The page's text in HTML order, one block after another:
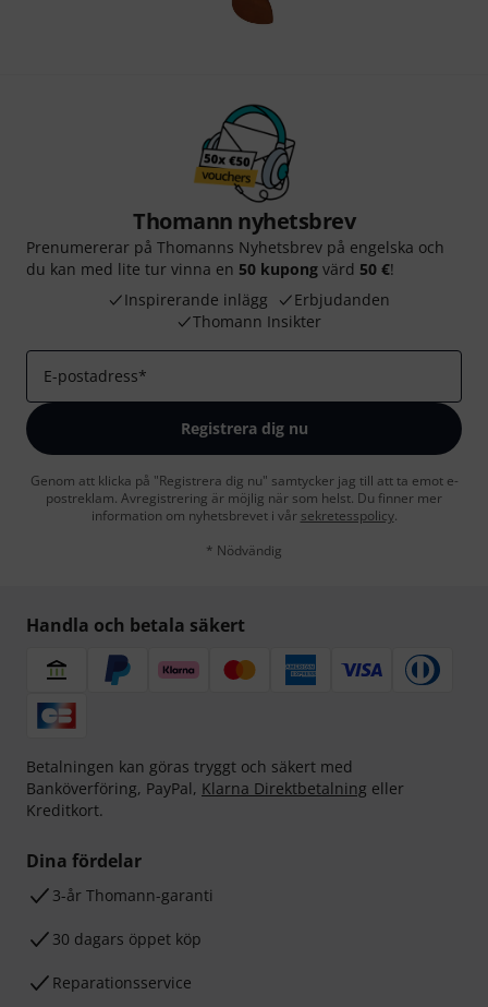
Thomann nyhetsbrev
Prenumererar på Thomanns Nyhetsbrev på engelska och
du kan med lite tur vinna en 50 kupong värd 50 €!
Inspirerande inlägg
Erbjudanden
Thomann Insikter
E-postadress*
Registrera dig nu
Genom att klicka på "Registrera dig nu" samtycker jag till att ta emot e-
postreklam. Avregistrering är möjlig när som helst. Du finner mer
information om nyhetsbrevet i vår sekretesspolicy.
* Nödvändig
Handla och betala säkert
Betalningen kan göras tryggt och säkert med
Banköverföring, PayPal, Klarna Direktbetalning eller
Kreditkort.
Dina fördelar
3-år Thomann-garanti
30 dagars öppet köp
Reparationsservice